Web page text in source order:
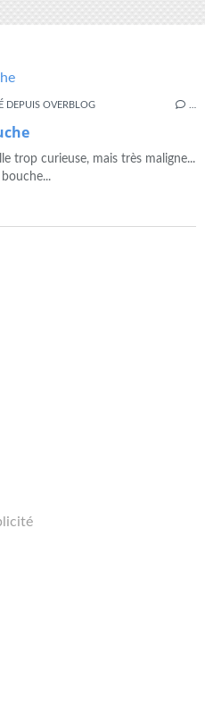
DEPUIS OVERBLOG
trop curieuse, mais très maligne...